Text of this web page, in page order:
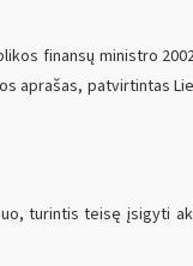
finansų ministro
aprašas, patvirtintas
turintis teisę įsigyti